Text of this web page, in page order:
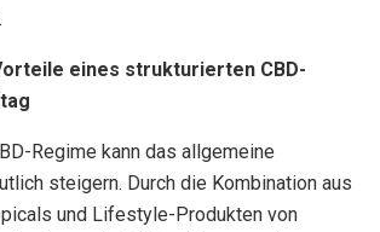
eines strukturierten CBD-
Regime kann das allgemeine
steigern. Durch die Kombination aus
und Lifestyle-Produkten von